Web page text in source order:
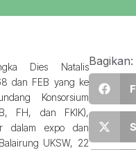
Dies Natalis
dan FEB yang ke
Konsorsium
FH, dan FKIK),
dalam expo dan
UKSW, 22
Bagikan: